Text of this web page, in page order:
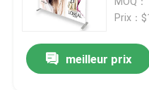
Prix：
meilleur prix